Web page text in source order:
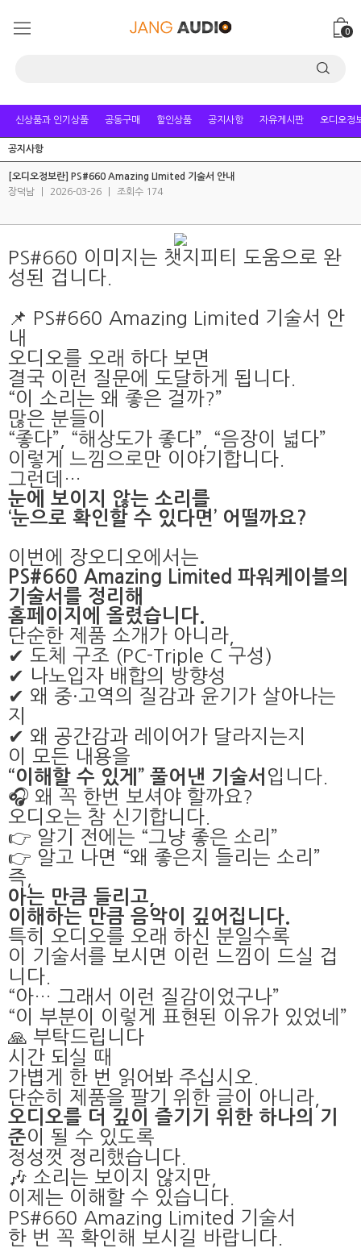
0
신상품과 인기상품 공동구매 할인상품 공지사항 자유게시판 오디오정
공지사항
[오디오정보란] PS#660 Amazing LImited 기술서 안내
장덕남
2026-03-26 조회수 174
PS#660 이미지는 챗지피티 도움으로 완
성된 겁니다.
📌 PS#660 Amazing Limited 기술서 안
내
오디오를 오래 하다 보면
결국 이런 질문에 도달하게 됩니다.
“이 소리는 왜 좋은 걸까?”
많은 분들이
“좋다”, “해상도가 좋다”, “음장이 넓다”
이렇게 느낌으로만 이야기합니다.
그런데…
눈에 보이지 않는 소리를
‘눈으로 확인할 수 있다면’ 어떨까요?
이번에 장오디오에서는
PS#660 Amazing Limited 파워케이블의
기술서를 정리해
홈페이지에 올렸습니다.
단순한 제품 소개가 아니라,
✔ 도체 구조 (PC-Triple C 구성)
✔ 나노입자 배합의 방향성
✔ 왜 중·고역의 질감과 윤기가 살아나는
지
✔ 왜 공간감과 레이어가 달라지는지
이 모든 내용을
“이해할 수 있게” 풀어낸 기술서 입니다.
🎧 왜 꼭 한번 보셔야 할까요?
오디오는 참 신기합니다.
👉 알기 전에는 “그냥 좋은 소리”
👉 알고 나면 “왜 좋은지 들리는 소리”
즉,
아는 만큼 들리고,
이해하는 만큼 음악이 깊어집니다.
특히 오디오를 오래 하신 분일수록
이 기술서를 보시면 이런 느낌이 드실 겁
니다.
“아… 그래서 이런 질감이었구나”
“이 부분이 이렇게 표현된 이유가 있었네”
🙏 부탁드립니다
시간 되실 때
가볍게 한 번 읽어봐 주십시오.
단순히 제품을 팔기 위한 글이 아니라,
오디오를 더 깊이 즐기기 위한 하나의 기
준이 될 수 있도록
정성껏 정리했습니다.
🎶 소리는 보이지 않지만,
이제는 이해할 수 있습니다.
PS#660 Amazing Limited 기술서
한 번 꼭 확인해 보시길 바랍니다.